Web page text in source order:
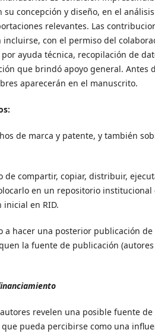
concepción y diseño, en el
relevantes. Las
con el permiso del
ayuda técnica, recopilación de
que brindó apoyo general. Antes
aparecerán en el manuscrito.
de marca y patente, y también
de compartir, copiar, distribuir,
en un repositorio
en RID.
a hacer una posterior publicación
la fuente de publicación
revelen una posible fuente
pueda percibirse como una